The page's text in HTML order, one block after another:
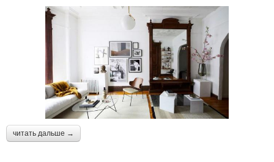
читать дальше →